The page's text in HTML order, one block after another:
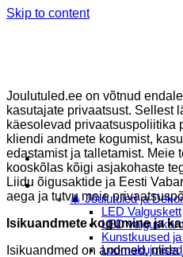
Skip to content
Menu
E-Pood
🎄 Jõulutuled ja
LED Valguskett
LED
Kunstkuused
Joulutuled.ee on võtnud
kasutajate privaatsust. Sellest
käesolevad privaatsuspoliitika
kliendi andmete kogumist,
edastamist ja talletamist. Meie
kooskõlas kõigi asjakohaste
Liidu õigusaktide ja Eesti
aega ja tutvu meie
Isikuandmete kogumine ja
Isikuandmed on andmed,